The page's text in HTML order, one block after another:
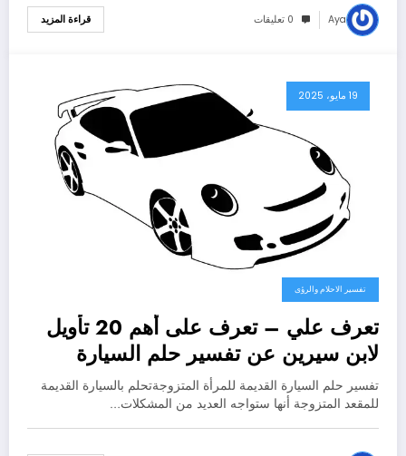
Aya 0 تعليقات قراءة المزيد
19 مايو، 2025
تفسير الاحلام والرؤى
تعرف علي – تعرف على أهم 20 تأويل
لابن سيرين عن تفسير حلم السيارة
القديمة للمتزوجة – بالتفصيل
تفسير حلم السيارة القديمة للمرأة المتزوجةتحلم بالسيارة القديمة
للمقعد المتزوجة أنها ستواجه العديد من المشكلات…